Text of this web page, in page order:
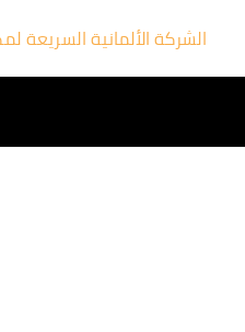
الشركة الألمانية السريعة